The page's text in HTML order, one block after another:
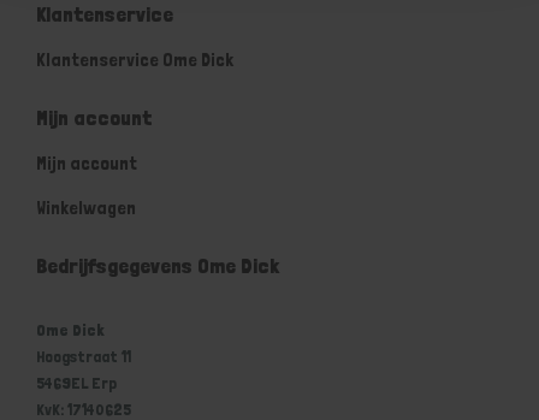
Klantenservice
Klantenservice Ome Dick
Mijn account
Mijn account
Winkelwagen
Bedrijfsgegevens Ome Dick
Ome Dick
Hoogstraat 11
5469EL Erp
KvK: 17140625